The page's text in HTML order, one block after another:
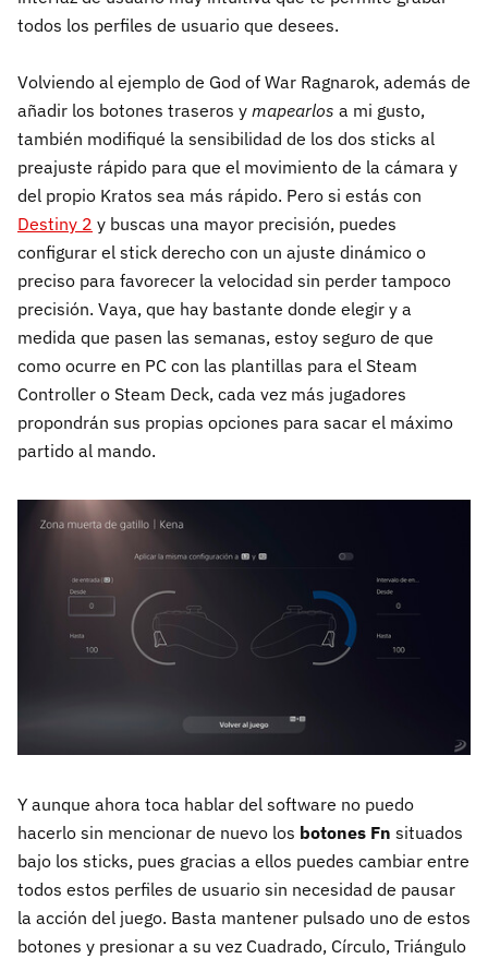
todos los perfiles de usuario que desees.
Volviendo al ejemplo de God of War Ragnarok, además de
añadir los botones traseros y mapearlos a mi gusto,
también modifiqué la sensibilidad de los dos sticks al
preajuste rápido para que el movimiento de la cámara y
del propio Kratos sea más rápido. Pero si estás con
Destiny 2 y buscas una mayor precisión, puedes
configurar el stick derecho con un ajuste dinámico o
preciso para favorecer la velocidad sin perder tampoco
precisión. Vaya, que hay bastante donde elegir y a
medida que pasen las semanas, estoy seguro de que
como ocurre en PC con las plantillas para el Steam
Controller o Steam Deck, cada vez más jugadores
propondrán sus propias opciones para sacar el máximo
partido al mando.
Y aunque ahora toca hablar del software no puedo
hacerlo sin mencionar de nuevo los botones Fn situados
bajo los sticks, pues gracias a ellos puedes cambiar entre
todos estos perfiles de usuario sin necesidad de pausar
la acción del juego. Basta mantener pulsado uno de estos
botones y presionar a su vez Cuadrado, Círculo, Triángulo